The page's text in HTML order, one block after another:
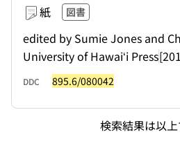
紙 図書
edited by Sumie Jones and
University of Hawaiʻi Press
DDC 895.6/080042
検索結果は以上